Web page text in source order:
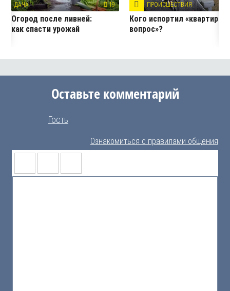
ДАЧА 19
Огород после ливней:
как спасти урожай
ПРОИСШЕСТВИЯ
Кого испортил
вопрос»?
Оставьте комментарий
Гость
Ознакомиться с правилами общения